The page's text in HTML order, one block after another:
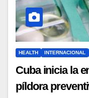
HEALTH INTERNACIONAL
Cuba inicia la
píldora